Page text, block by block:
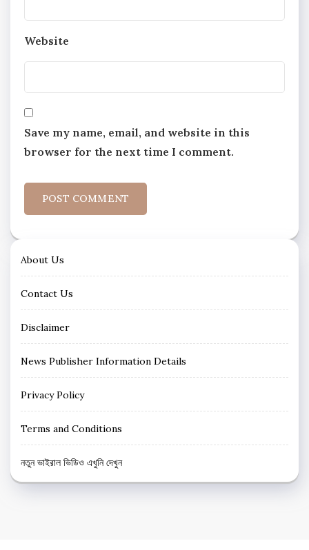
Website
Save my name, email, and website in this
browser for the next time I comment.
About Us
Contact Us
Disclaimer
News Publisher Information Details
Privacy Policy
Terms and Conditions
নতুন ভাইরাল ভিডিও এখুনি দেখুন